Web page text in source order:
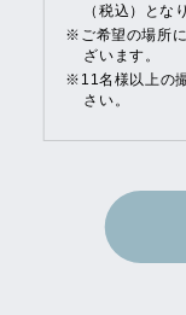
（税込）とな
※ご希望の場所
ざいます。
※11名様以上の
さい。